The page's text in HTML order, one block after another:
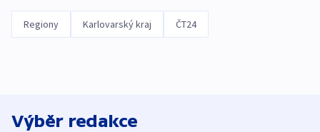
Regiony Karlovarský kraj ČT24
Výběr redakce